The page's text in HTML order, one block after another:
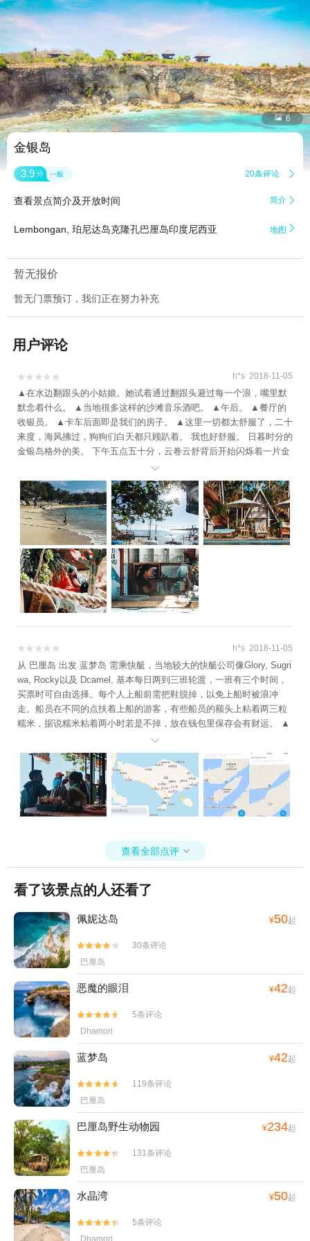
 6
金银岛
3.9 分 一般 20条评论 
查看景点简介及开放时间 简介 
Lembongan, 珀尼达岛克隆孔巴厘岛印度尼西亚 地图 
暂无报价
暂无门票预订，我们正在努力补充
用户评论

 h*s 2018-11-05
▲在水边翻跟头的小姑娘。她试着通过翻跟头避过每一个浪，嘴里默
默念着什么。 ▲当地很多这样的沙滩音乐酒吧。 ▲午后。 ▲餐厅的
收银员。 ▲卡车后面即是我们的房子。 ▲这里一切都太舒服了，二十
来度，海风拂过，狗狗们白天都只顾趴着。 我也好舒服。 日暮时分的
金银岛格外的美。 下午五点五十分，云卷云舒背后开始闪烁着一片金
光，海面上开始呈现一路银河，睁不开眼。后金光褪去，蓝灰色的云
背后浮出柔和的橙和粉，云朵和天空倒映在波光粼粼之上，像，像什
么呢？我一时间竟然想不出来，因为本体喻体都归属于他，它已经是
难以比拟的了。 六点，蓝调时刻开始呈现，整个天空呈现一片蓝紫
色，冷色调静谧而温柔。 《反与正》里，加缪说“太阳和风只是述说着
孤独。”他们孤独地在红色的砾石中行走，在不动的海湾之上越走越
高，在贫乏之中奉献光明和完美的时刻。眼前的太阳和耳边的风，向
我诠释着加缪的神奇，向我缓缓展示着它的美，它的莫测。 天，海，
声，我。 大海，何止大海，地球都小如鸽卵，我轻轻地将它拾起，纳
入胸怀。 『过去拧足不去，未来不来；我是「现在」的臣仆，也是帝
皇。』 请你看银河。 ▲眼前的一切都太美了。我竟然忍不住拍了一张
自拍。哈。


 h*s 2018-11-05
从 巴厘岛 出发 蓝梦岛 需乘快艇，当地较大的快艇公司像Glory, Sugri
wa, Rocky以及 Dcamel, 基本每日两到三班轮渡，一班有三个时间，
买票时可自由选择。每个人上船前需把鞋脱掉，以免上船时被浪冲
走。船员在不同的点扶着上船的游客，有些船员的额头上粘着两三粒
糯米，据说糯米粘着两小时若是不掉，放在钱包里保存会有财运。 ▲
码头边的情侣。 船开的很快，窗外满是激高的浪，几乎是白花花的一
片。风浪大时舱门被船员扣上，船舱内异常闷热，我感到眩晕得很，
瘫坐在椅子上动弹不得，顾不上感受窗外海景。 抵达 蓝梦岛 ，亦没
有一个码头，船在一个浅滩抵靠，游客赤脚从水中走上岸。在岸上登
船离开的游客同我们面面相觑，船员们搬运着行李，周围是铺天盖地
的印尼语，一瞬间我竟有荒岛求生的错觉。 订住宿时出了一个乌龙：
金银岛非史蒂文森笔下的宝岛，亦非 斐济 的度假胜地，一番惊慌后方
知晓金银岛是一个比 蓝梦岛 更小的离岛。 ▲图中最大的岛为 巴厘岛
，我用黄色圆圈圈住的是 蓝梦岛 和金银岛。 ▲把圆圈内放大了看，
蓝梦岛 即为Nusa Lembongan，下方的Nusa Ceningan即金银岛。我
们的民宿在金银岛的西南角，绝妙的日落观赏点。

查看全部点评 
看了该景点的人还看了
佩妮达岛 ¥50起


30条评论
巴厘岛
恶魔的眼泪 ¥42起


5条评论
Dhamori
蓝梦岛 ¥42起


119条评论
巴厘岛
巴厘岛野生动物园 ¥234起


131条评论
巴厘岛
水晶湾 ¥50起


5条评论
Dhamori
